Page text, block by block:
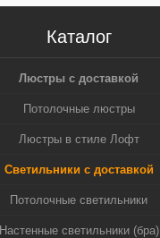
Каталог
Люстры с доставкой
Потолочные люстры
Люстры в стиле Лофт
Светильники с доставкой
Потолочные светильники
Настенные светильники (бра)